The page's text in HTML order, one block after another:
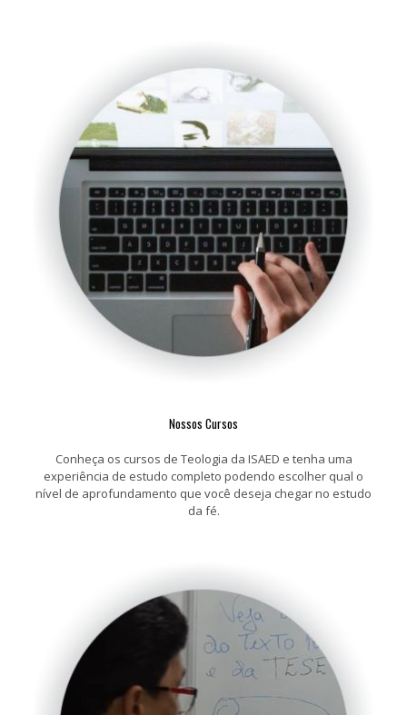
Nossos Cursos
Conheça os cursos de Teologia da ISAED e tenha uma
experiência de estudo completo podendo escolher qual o
nível de aprofundamento que você deseja chegar no estudo
da fé.